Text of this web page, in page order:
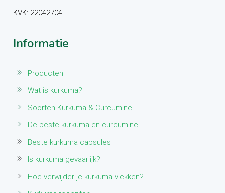
KVK: 22042704
Informatie
Producten
Wat is kurkuma?
Soorten Kurkuma & Curcumine
De beste kurkuma en curcumine
Beste kurkuma capsules
Is kurkuma gevaarlijk?
Hoe verwijder je kurkuma vlekken?